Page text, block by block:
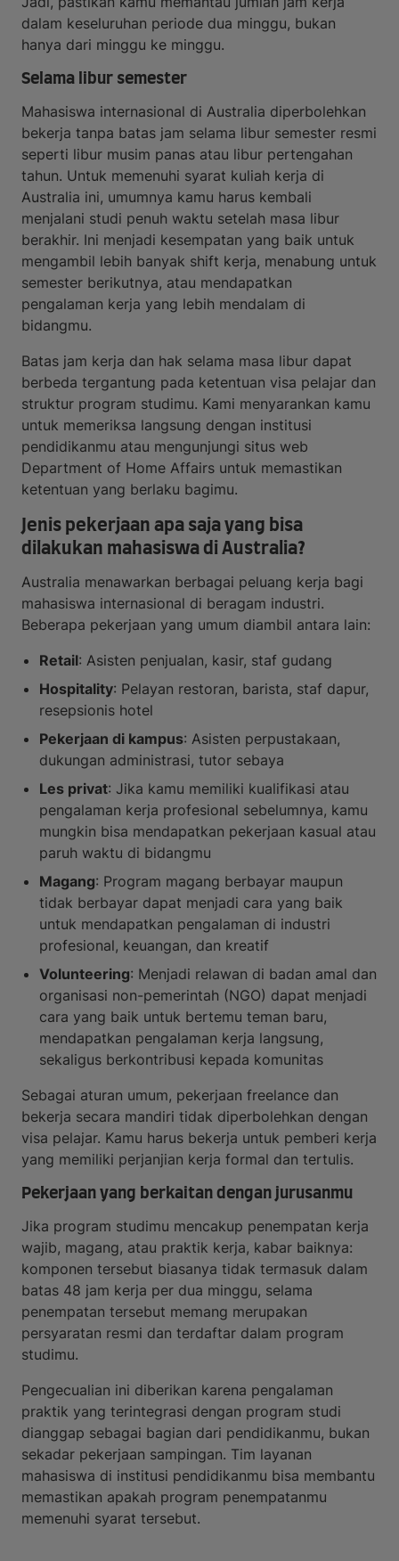
dalam keseluruhan periode dua minggu, bukan
hanya dari minggu ke minggu.
Selama libur semester
Mahasiswa internasional di Australia diperbolehkan
bekerja tanpa batas jam selama libur semester resmi
seperti libur musim panas atau libur pertengahan
tahun. Untuk memenuhi syarat kuliah kerja di
Australia ini, umumnya kamu harus kembali
menjalani studi penuh waktu setelah masa libur
berakhir. Ini menjadi kesempatan yang baik untuk
mengambil lebih banyak shift kerja, menabung untuk
semester berikutnya, atau mendapatkan
pengalaman kerja yang lebih mendalam di
bidangmu.
Batas jam kerja dan hak selama masa libur dapat
berbeda tergantung pada ketentuan visa pelajar dan
struktur program studimu. Kami menyarankan kamu
untuk memeriksa langsung dengan institusi
pendidikanmu atau mengunjungi situs web
Department of Home Affairs untuk memastikan
ketentuan yang berlaku bagimu.
Jenis pekerjaan apa saja yang bisa
dilakukan mahasiswa di Australia?
Australia menawarkan berbagai peluang kerja bagi
mahasiswa internasional di beragam industri.
Beberapa pekerjaan yang umum diambil antara lain:
Retail: Asisten penjualan, kasir, staf gudang
Hospitality: Pelayan restoran, barista, staf dapur,
resepsionis hotel
Pekerjaan di kampus: Asisten perpustakaan,
dukungan administrasi, tutor sebaya
Les privat: Jika kamu memiliki kualifikasi atau
pengalaman kerja profesional sebelumnya, kamu
mungkin bisa mendapatkan pekerjaan kasual atau
paruh waktu di bidangmu
Magang: Program magang berbayar maupun
tidak berbayar dapat menjadi cara yang baik
untuk mendapatkan pengalaman di industri
profesional, keuangan, dan kreatif
Volunteering: Menjadi relawan di badan amal dan
organisasi non-pemerintah (NGO) dapat menjadi
cara yang baik untuk bertemu teman baru,
mendapatkan pengalaman kerja langsung,
sekaligus berkontribusi kepada komunitas
Sebagai aturan umum, pekerjaan freelance dan
bekerja secara mandiri tidak diperbolehkan dengan
visa pelajar. Kamu harus bekerja untuk pemberi kerja
yang memiliki perjanjian kerja formal dan tertulis.
Pekerjaan yang berkaitan dengan jurusanmu
Jika program studimu mencakup penempatan kerja
wajib, magang, atau praktik kerja, kabar baiknya:
komponen tersebut biasanya tidak termasuk dalam
batas 48 jam kerja per dua minggu, selama
penempatan tersebut memang merupakan
persyaratan resmi dan terdaftar dalam program
studimu.
Pengecualian ini diberikan karena pengalaman
praktik yang terintegrasi dengan program studi
dianggap sebagai bagian dari pendidikanmu, bukan
sekadar pekerjaan sampingan. Tim layanan
mahasiswa di institusi pendidikanmu bisa membantu
memastikan apakah program penempatanmu
memenuhi syarat tersebut.